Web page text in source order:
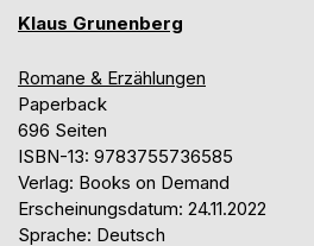
Klaus Grunenberg
Romane & Erzählungen
Paperback
696 Seiten
ISBN-13: 9783755736585
Verlag: Books on Demand
Erscheinungsdatum: 24.11.2022
Sprache: Deutsch